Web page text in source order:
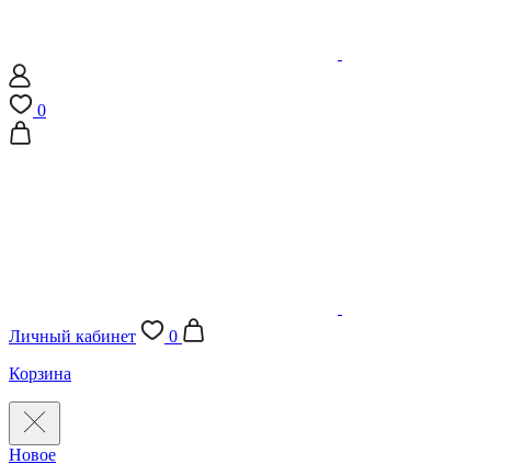
0
Личный кабинет
0
Корзина
Новое